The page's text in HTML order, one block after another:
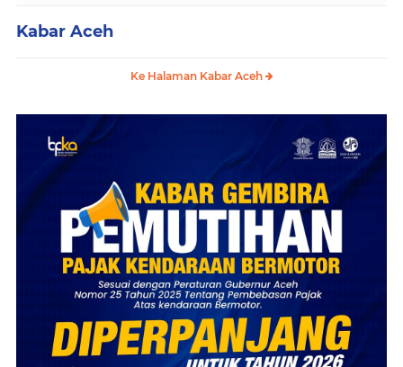
Kabar Aceh
Ke Halaman Kabar Aceh